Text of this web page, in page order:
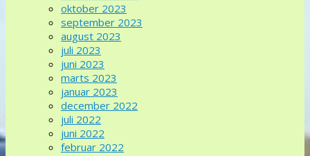
oktober 2023
september 2023
august 2023
juli 2023
juni 2023
marts 2023
januar 2023
december 2022
juli 2022
juni 2022
februar 2022